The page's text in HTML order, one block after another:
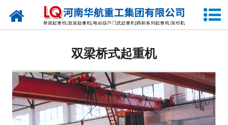
网站首页
双梁桥式起重机
门式起重机
双梁桥式起重机